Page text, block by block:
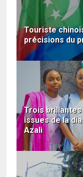
Touriste
précisions du
Trois
issues de la
Azali